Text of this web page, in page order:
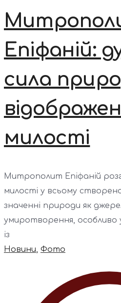
Епіфаній:
сила
милості
Митрополит Епіфаній
милості у всьому
значенні природи як
умиротворення, особливо
із
Новини Фото